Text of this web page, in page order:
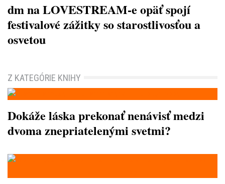
dm na LOVESTREAM-e opäť spojí
festivalové zážitky so starostlivosťou a
osvetou
Z KATEGÓRIE KNIHY
Dokáže láska prekonať nenávisť medzi
dvoma znepriatelenými svetmi?